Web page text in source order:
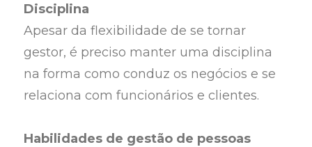
Disciplina
Apesar da flexibilidade de se tornar
gestor, é preciso manter uma disciplina
na forma como conduz os negócios e se
relaciona com funcionários e clientes.
Habilidades de gestão de pessoas